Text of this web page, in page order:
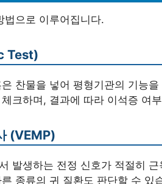
법으로 이루어집니다.
Test)
찬물을 넣어 평형기관의 기능
크하며, 결과에 따라 이석증 여
(VEMP)
발생하는 전정 신호가 적절히
종류의 귀 질환도 판단할 수 있